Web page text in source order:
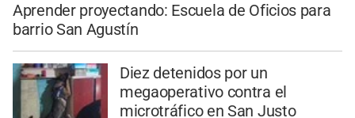
Aprender proyectando: Escuela de Oficios para
barrio San Agustín
Diez detenidos por un
megaoperativo contra el
microtráfico en San Justo